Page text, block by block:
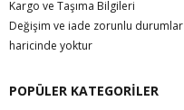
Kargo ve Taşıma Bilgileri
Değişim ve iade zorunlu durumlar
haricinde yoktur
POPÜLER KATEGORİLER